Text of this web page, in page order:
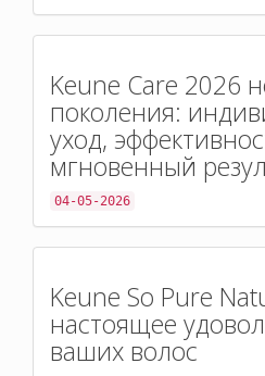
Keune Care 2026
поколения:
уход,
мгновенный
04-05-2026
Keune So Pure
настоящее
ваших волос